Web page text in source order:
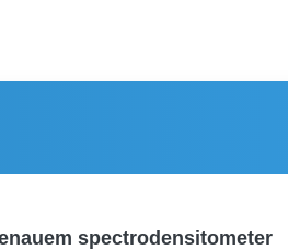
spectrodensitometer